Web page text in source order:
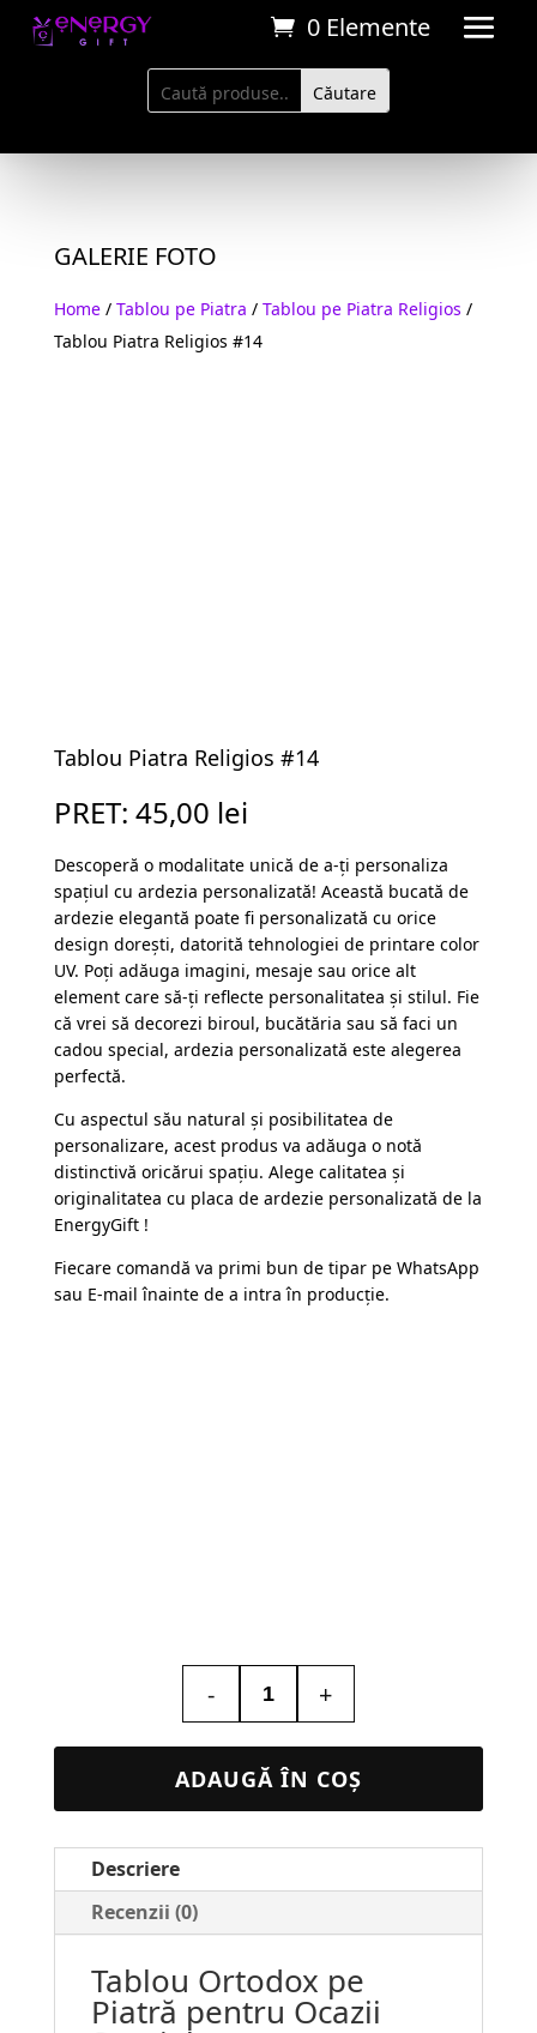
0 Elemente
GALERIE FOTO
Home/ Tablou pe Piatra / Tablou pe Piatra Religios /
Tablou Piatra Religios #14
Tablou Piatra Religios #14
PRET: 45,00 lei
Descoperă o modalitate unică de a-ți personaliza
spațiul cu ardezia personalizată! Această bucată de
ardezie elegantă poate fi personalizată cu orice
design dorești, datorită tehnologiei de printare color
UV. Poți adăuga imagini, mesaje sau orice alt
element care să-ți reflecte personalitatea și stilul. Fie
că vrei să decorezi biroul, bucătăria sau să faci un
cadou special, ardezia personalizată este alegerea
perfectă.
Cu aspectul său natural și posibilitatea de
personalizare, acest produs va adăuga o notă
distinctivă oricărui spațiu. Alege calitatea și
originalitatea cu placa de ardezie personalizată de la
EnergyGift !
Fiecare comandă va primi bun de tipar pe WhatsApp
sau E-mail înainte de a intra în producție.
-
Cantitate
Tablou
Piatra
Religios
+
ADAUGĂ ÎN COȘ
Descriere
Recenzii (0)
Tablou Ortodox pe
Piatră pentru Ocazii